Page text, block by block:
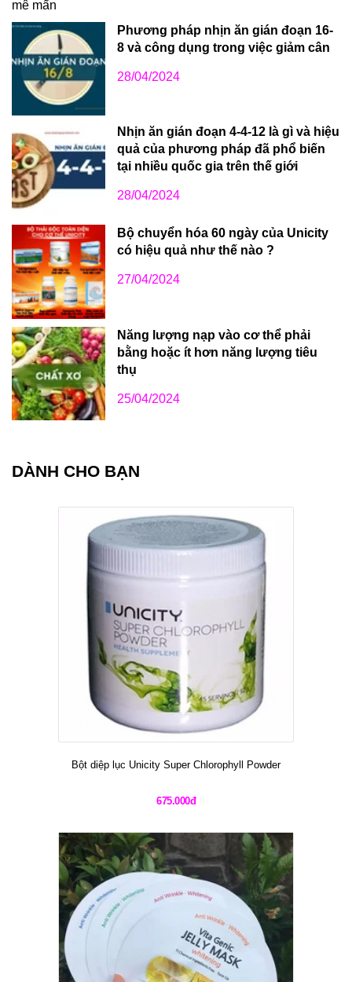
Phương pháp nhịn ăn gián đoạn 16-
8 và công dụng trong việc giảm cân
28/04/2024
Nhịn ăn gián đoạn 4-4-12 là gì và hiệu
quả của phương pháp đã phổ biến
tại nhiều quốc gia trên thế giới
28/04/2024
Bộ chuyển hóa 60 ngày của Unicity
có hiệu quả như thế nào ?
27/04/2024
Năng lượng nạp vào cơ thể phải
bằng hoặc ít hơn năng lượng tiêu
thụ
25/04/2024
DÀNH CHO BẠN
Bột diệp lục Unicity Super Chlorophyll Powder
675.000đ